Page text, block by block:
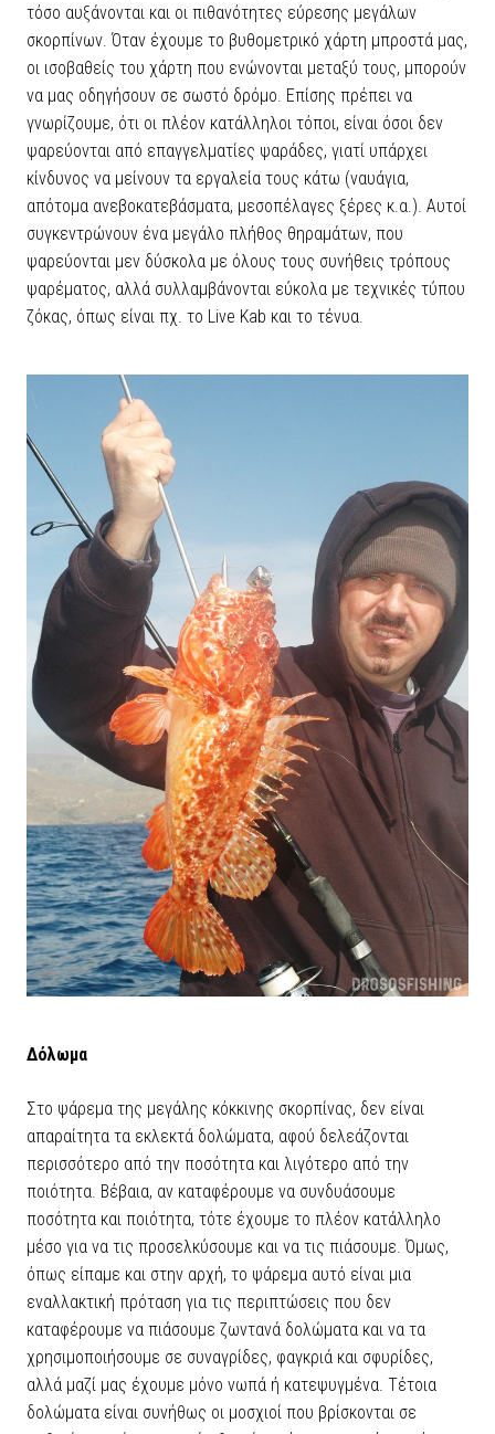
τόσο αυξάνονται και οι πιθανότητες εύρεσης μεγάλων
σκορπίνων. Όταν έχουμε το βυθομετρικό χάρτη μπροστά μας,
οι ισοβαθείς του χάρτη που ενώνονται μεταξύ τους, μπορούν
να μας οδηγήσουν σε σωστό δρόμο. Επίσης πρέπει να
γνωρίζουμε, ότι οι πλέον κατάλληλοι τόποι, είναι όσοι δεν
ψαρεύονται από επαγγελματίες ψαράδες, γιατί υπάρχει
κίνδυνος να μείνουν τα εργαλεία τους κάτω (ναυάγια,
απότομα ανεβοκατεβάσματα, μεσοπέλαγες ξέρες κ.α.). Αυτοί
συγκεντρώνουν ένα μεγάλο πλήθος θηραμάτων, που
ψαρεύονται μεν δύσκολα με όλους τους συνήθεις τρόπους
ψαρέματος, αλλά συλλαμβάνονται εύκολα με τεχνικές τύπου
ζόκας, όπως είναι πχ. το Live Kab και το τένυα.
Δόλωμα
Στο ψάρεμα της μεγάλης κόκκινης σκορπίνας, δεν είναι
απαραίτητα τα εκλεκτά δολώματα, αφού δελεάζονται
περισσότερο από την ποσότητα και λιγότερο από την
ποιότητα. Βέβαια, αν καταφέρουμε να συνδυάσουμε
ποσότητα και ποιότητα, τότε έχουμε το πλέον κατάλληλο
μέσο για να τις προσελκύσουμε και να τις πιάσουμε. Όμως,
όπως είπαμε και στην αρχή, το ψάρεμα αυτό είναι μια
εναλλακτική πρόταση για τις περιπτώσεις που δεν
καταφέρουμε να πιάσουμε ζωντανά δολώματα και να τα
χρησιμοποιήσουμε σε συναγρίδες, φαγκριά και σφυρίδες,
αλλά μαζί μας έχουμε μόνο νωπά ή κατεψυγμένα. Τέτοια
δολώματα είναι συνήθως οι μοσχιοί που βρίσκονται σε